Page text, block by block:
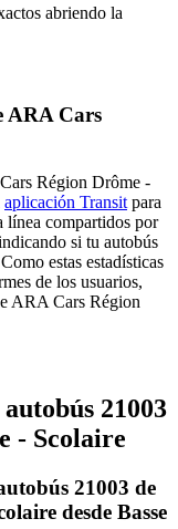
abriendo la
ARA Cars
Région Drôme -
aplicación Transit para
línea compartidos por
si tu autobús
estas estadísticas
de los usuarios,
ARA Cars Région
21003
- Scolaire
21003 de
desde Basse